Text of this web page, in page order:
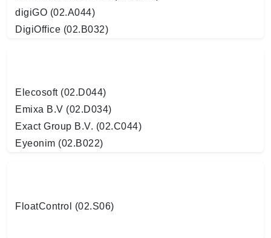
digiGO (02.A044)
DigiOffice (02.B032)
Elecosoft (02.D044)
Emixa B.V (02.D034)
Exact Group B.V. (02.C044)
Eyeonim (02.B022)
FloatControl (02.S06)